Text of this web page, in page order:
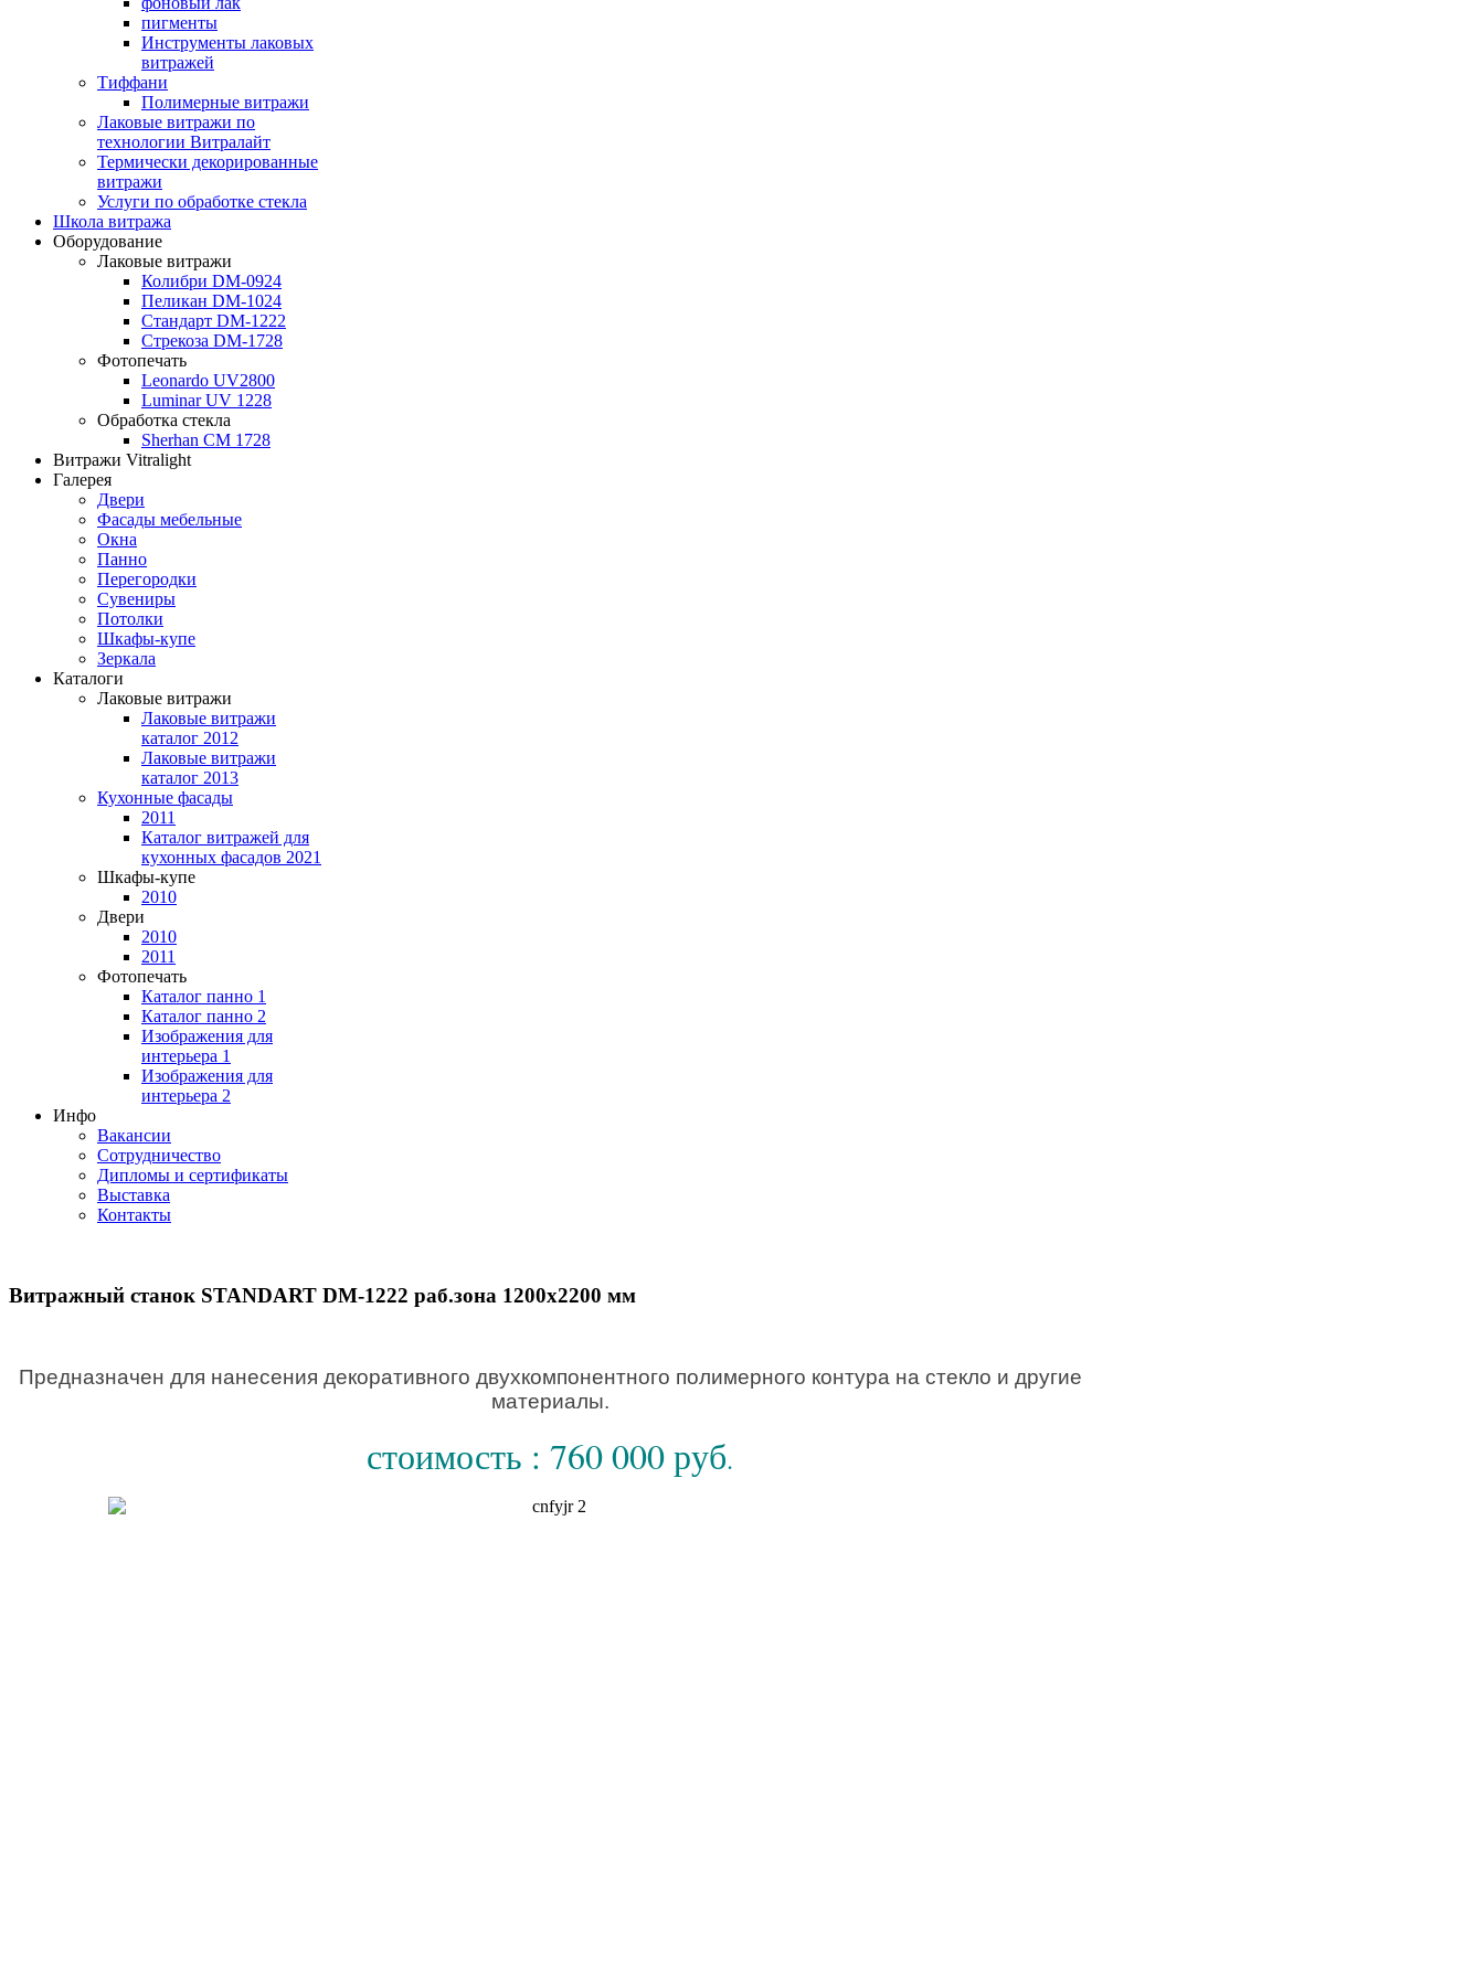
пигменты
Инструменты лаковых
витражей
Тиффани
Полимерные витражи
Лаковые витражи по
технологии Витралайт
Термически декорированные
витражи
Услуги по обработке стекла
Школа витража
Оборудование
Лаковые витражи
Колибри DM-0924
Пеликан DM-1024
Стандарт DM-1222
Стрекоза DM-1728
Фотопечать
Leonardo UV2800
Luminar UV 1228
Обработка стекла
Sherhan CM 1728
Витражи Vitralight
Галерея
Двери
Фасады мебельные
Окна
Панно
Перегородки
Сувениры
Потолки
Шкафы-купе
Зеркала
Каталоги
Лаковые витражи
Лаковые витражи
каталог 2012
Лаковые витражи
каталог 2013
Кухонные фасады
2011
Каталог витражей для
кухонных фасадов 2021
Шкафы-купе
2010
Двери
2010
2011
Фотопечать
Каталог панно 1
Каталог панно 2
Изображения для
интерьера 1
Изображения для
интерьера 2
Инфо
Вакансии
Сотрудничество
Дипломы и сертификаты
Выставка
Контакты
Витражный станок STANDART DM-1222 раб.зона 1200х2200 мм
Предназначен для нанесения декоративного двухкомпонентного полимерного контура на стекло и другие
материалы.
стоимость : 760 000 руб.